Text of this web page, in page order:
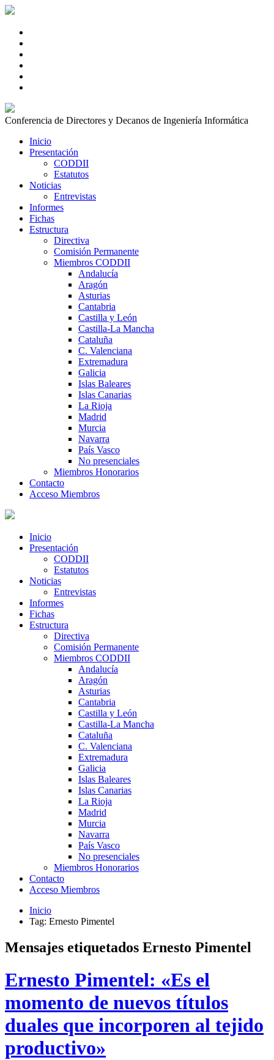
Conferencia de Directores y Decanos de Ingeniería Informática
Inicio
Presentación
CODDII
Estatutos
Noticias
Entrevistas
Informes
Fichas
Estructura
Directiva
Comisión Permanente
Miembros CODDII
Andalucía
Aragón
Asturias
Cantabria
Castilla y León
Castilla-La Mancha
Cataluña
C. Valenciana
Extremadura
Galicia
Islas Baleares
Islas Canarias
La Rioja
Madrid
Murcia
Navarra
País Vasco
No presenciales
Miembros Honorarios
Contacto
Acceso Miembros
Inicio
Presentación
CODDII
Estatutos
Noticias
Entrevistas
Informes
Fichas
Estructura
Directiva
Comisión Permanente
Miembros CODDII
Andalucía
Aragón
Asturias
Cantabria
Castilla y León
Castilla-La Mancha
Cataluña
C. Valenciana
Extremadura
Galicia
Islas Baleares
Islas Canarias
La Rioja
Madrid
Murcia
Navarra
País Vasco
No presenciales
Miembros Honorarios
Contacto
Acceso Miembros
Inicio
Tag: Ernesto Pimentel
Mensajes etiquetados Ernesto Pimentel
Ernesto Pimentel: «Es el
momento de nuevos títulos
duales que incorporen al tejido
productivo»